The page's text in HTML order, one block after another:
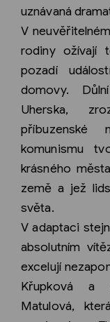
uznávaná
V
rodiny ožívají
pozadí
domovy.
Uherska,
příbuzenské
komunismu
krásného
země a jež
světa.
V adaptaci
absolutním
excelují
Křupková a
Matulová,